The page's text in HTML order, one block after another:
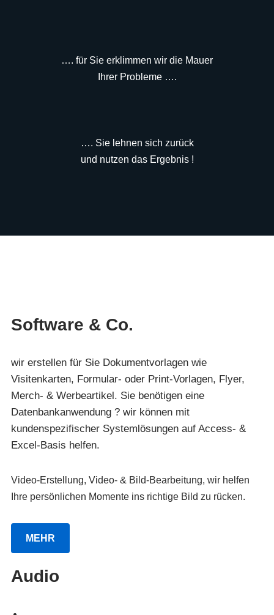
…. für Sie erklimmen wir die Mauer
Ihrer Probleme ….
…. Sie lehnen sich zurück
und nutzen das Ergebnis !
Software & Co.
wir erstellen für Sie Dokumentvorlagen wie
Visitenkarten, Formular- oder Print-Vorlagen, Flyer,
Merch- & Werbeartikel. Sie benötigen eine
Datenbankanwendung ? wir können mit
kundenspezifischer Systemlösungen auf Access- &
Excel-Basis helfen.
Video-Erstellung, Video- & Bild-Bearbeitung, wir helfen
Ihre persönlichen Momente ins richtige Bild zu rücken.
MEHR
Audio